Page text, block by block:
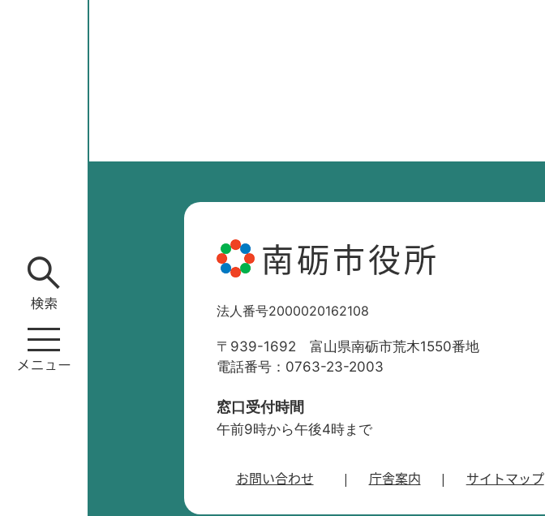
南砺市役所
法人番号2000020162108
〒939-1692 富山県南砺市荒木1550番地
電話番号：0763-23-2003
窓口受付時間
午前9時から午後4時まで
お問い合わせ 庁舎案内 サイトマップ